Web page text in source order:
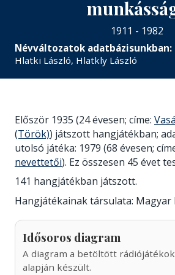
1911 - 1982
Névváltozatok adatbázisunkban:
Hlatki László, Hlatkly László
Először 1935 (24 évesen; címe:
(Török)) játszott hangjátékban;
utolsó játéka: 1979 (68 évesen;
nevettetői). Ez összesen 45 évet
141 hangjátékban játszott.
Hangjátékainak társulata: Magyar
Idősoros diagram
A diagram a betöltött
alapján készült.